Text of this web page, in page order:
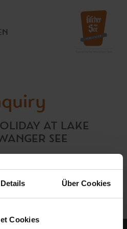
Details Über Cookies
Cookies
AT LAKE
SEE